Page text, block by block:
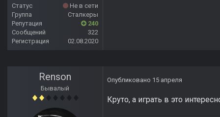
Статус
Не в сети
Группа
Сталкеры
Репутация
240
Сообщений
322
Регистрация
02.08.2020
Renson
Бывалый
Опубликовано 15 апреля
Круто, а играть в это